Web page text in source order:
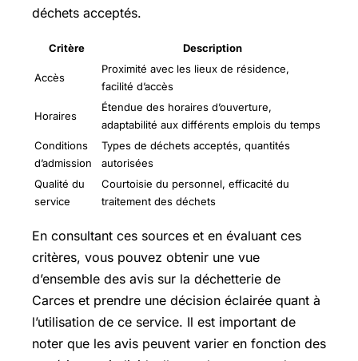
déchets acceptés.
Critère Description
Accès
Proximité avec les lieux de résidence,
facilité d’accès
Horaires
Étendue des horaires d’ouverture,
adaptabilité aux différents emplois du temps
Conditions
d’admission
Types de déchets acceptés, quantités
autorisées
Qualité du
service
Courtoisie du personnel, efficacité du
traitement des déchets
En consultant ces sources et en évaluant ces
critères, vous pouvez obtenir une vue
d’ensemble des avis sur la déchetterie de
Carces et prendre une décision éclairée quant à
l’utilisation de ce service. Il est important de
noter que les avis peuvent varier en fonction des